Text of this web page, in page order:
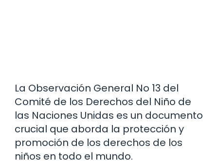
La Observación General No 13 del
Comité de los Derechos del Niño de
las Naciones Unidas es un documento
crucial que aborda la protección y
promoción de los derechos de los
niños en todo el mundo.